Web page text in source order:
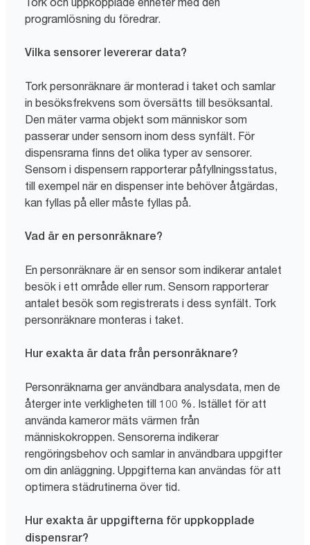
programlösning du föredrar.
Vilka sensorer levererar data?
Tork personräknare är monterad i taket och samlar
in besöksfrekvens som översätts till besöksantal.
Den mäter varma objekt som människor som
passerar under sensorn inom dess synfält. För
dispensrarna finns det olika typer av sensorer.
Sensorn i dispensern rapporterar påfyllningsstatus,
till exempel när en dispenser inte behöver åtgärdas,
kan fyllas på eller måste fyllas på.
Vad är en personräknare?
En personräknare är en sensor som indikerar antalet
besök i ett område eller rum. Sensorn rapporterar
antalet besök som registrerats i dess synfält. Tork
personräknare monteras i taket.
Hur exakta är data från personräknare?
Personräknarna ger användbara analysdata, men de
återger inte verkligheten till 100 %. Istället för att
använda kameror mäts värmen från
människokroppen. Sensorerna indikerar
rengöringsbehov och samlar in användbara uppgifter
om din anläggning. Uppgifterna kan användas för att
optimera städrutinerna över tid.
Hur exakta är uppgifterna för uppkopplade
dispensrar?